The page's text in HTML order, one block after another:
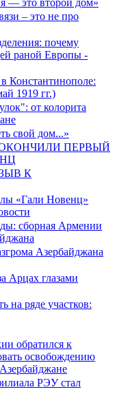
– это не про
почему
раной Европы -
Константинополе:
1919 гг.)
от колорита
свой дом...»
ПЕРВЫЙ
К
«Гали Новенц»
сборная Армении
Азербайджана
Арцах глазами
на ряде участков:
обратился к
освобождению
РЭУ стал